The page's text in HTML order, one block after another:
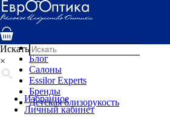
Услуги
Специалисты
Детская оптика
Блог
Салоны
Essilor Experts
Бренды
Детская близорукость
Искать
×
Избранное
Личный кабинет